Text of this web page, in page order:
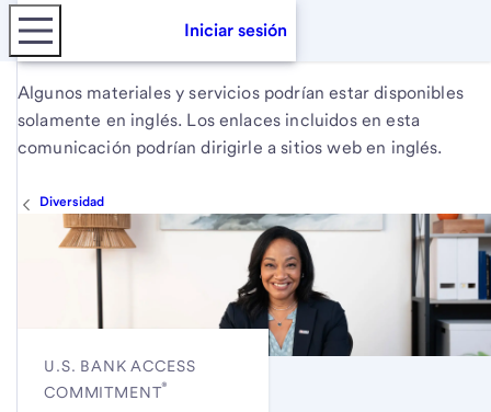
Iniciar sesión
Algunos materiales y servicios podrían estar disponibles
solamente en inglés. Los enlaces incluidos en esta
comunicación podrían dirigirle a sitios web en inglés.
Diversidad
U.S. BANK ACCESS
COMMITMENT®